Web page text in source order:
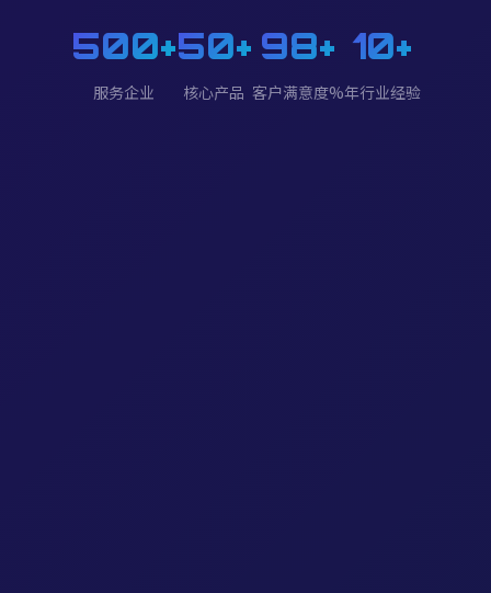
500+
服务企业
50+
核心产品
98+
客户满意度%
10+
年行业经验